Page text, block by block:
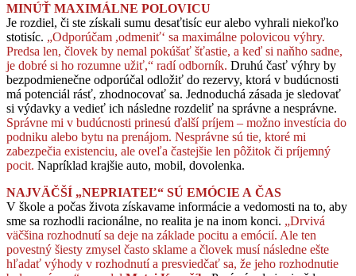
MINÚŤ MAXIMÁLNE POLOVICU
Je rozdiel, či ste získali sumu desaťtisíc eur alebo vyhrali niekoľko
stotisíc. „Odporúčam ,odmeniť‘ sa maximálne polovicou výhry.
Predsa len, človek by nemal pokúšať šťastie, a keď si naňho sadne,
je dobré si ho rozumne užiť,“ radí odborník. Druhú časť výhry by
bezpodmienečne odporúčal odložiť do rezervy, ktorá v budúcnosti
má potenciál rásť, zhodnocovať sa. Jednoduchá zásada je sledovať
si výdavky a vedieť ich následne rozdeliť na správne a nesprávne.
Správne mi v budúcnosti prinesú ďalší príjem – možno investícia do
podniku alebo bytu na prenájom. Nesprávne sú tie, ktoré mi
zabezpečia existenciu, ale oveľa častejšie len pôžitok či príjemný
pocit. Napríklad krajšie auto, mobil, dovolenka.
NAJVÄČŠÍ „NEPRIATEĽ“ SÚ EMÓCIE A ČAS
V škole a počas života získavame informácie a vedomosti na to, aby
sme sa rozhodli racionálne, no realita je na inom konci. „Drvivá
väčšina rozhodnutí sa deje na základe pocitu a emócií. Ale ten
povestný šiesty zmysel často sklame a človek musí následne ešte
hľadať výhody v rozhodnutí a presviedčať sa, že jeho rozhodnutie